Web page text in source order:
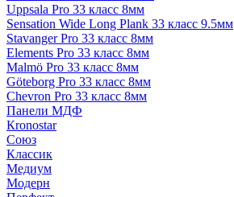
Uppsala Pro 33 класс 8мм
Sensation Wide Long Plank 33 класс 9.5мм
Stavanger Pro 33 класс 8мм
Elements Pro 33 класс 8мм
Malmö Pro 33 класс 8мм
Göteborg Pro 33 класс 8мм
Chevron Pro 33 класс 8мм
Панели МДФ
Кronostar
Союз
Классик
Медиум
Модерн